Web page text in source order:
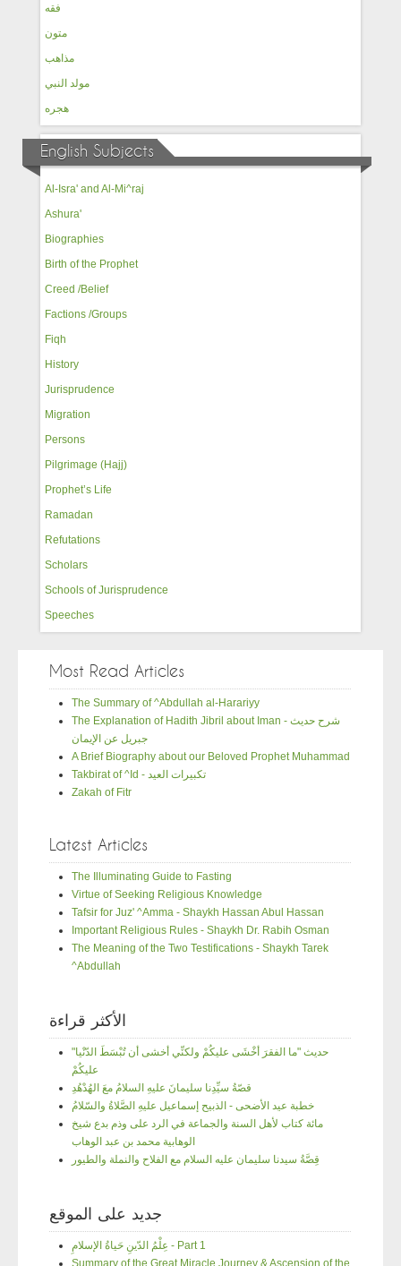
فقه
متون
مذاهب
مولد النبي
هجره
English Subjects
Al-Isra' and Al-Mi^raj
Ashura'
Biographies
Birth of the Prophet
Creed /Belief
Factions /Groups
Fiqh
History
Jurisprudence
Migration
Persons
Pilgrimage (Hajj)
Prophet’s Life
Ramadan
Refutations
Scholars
Schools of Jurisprudence
Speeches
Most Read Articles
The Summary of ^Abdullah al-Harariyy
The Explanation of Hadith Jibril about Iman - شرح حديث
جبريل عن الإيمان
A Brief Biography about our Beloved Prophet Muhammad
Takbirat of ^Id - تكبيرات العيد
Zakah of Fitr
Latest Articles
The Illuminating Guide to Fasting
Virtue of Seeking Religious Knowledge
Tafsir for Juz' ^Amma - Shaykh Hassan Abul Hassan
Important Religious Rules - Shaykh Dr. Rabih Osman
The Meaning of the Two Testifications - Shaykh Tarek
^Abdullah
الأكثر قراءة
"حديث "ما الفقرَ أخْشَى عليكُمْ ولكنِّي أخشى أن تُبْسَطَ الدّنْيا
عليكُمْ
قصّةُ سيِّدِنا سليمانَ عليهِ السلامُ معَ الهُدْهُدِ
خطبة عيد الأضحى - الذبيح إسماعيل عليهِ الصَّلاةُ والسّلامُ
مائة كتاب لأهل السنة والجماعة في الرد على وذم بدع شيخ
الوهابية محمد بن عبد الوهاب
قِصَّةُ سيدنا سليمان عليه السلام مع الفلاح والنملة والطيور
جديد على الموقع
عِلْمُ الدّينِ حَياةُ الإسلامِ - Part 1
Summary of the Great Miracle Journey & Ascension of the